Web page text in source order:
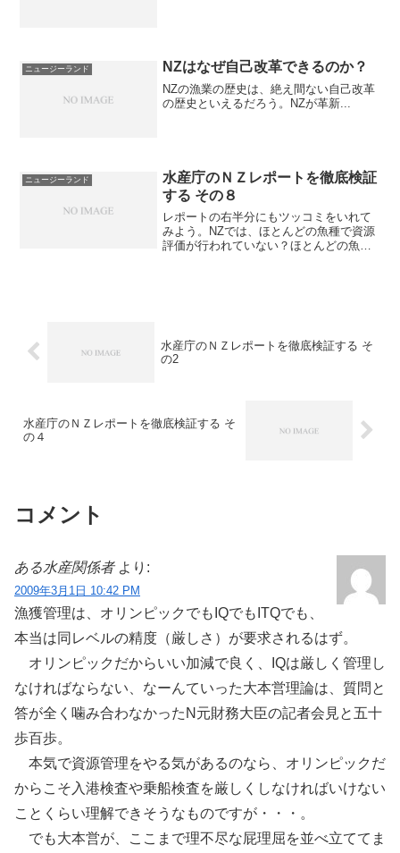
ニュージーランド NZはなぜ自己改革できるのか？
NZの漁業の歴史は、絶え間ない自己改革
の歴史といえるだろう。NZが革新...
ニュージーランド
水産庁のＮＺレポートを徹底検証
する その８
レポートの右半分にもツッコミをいれて
みよう。NZでは、ほとんどの魚種で資源
評価が行われていない？ほとんどの魚種
水産庁のＮＺレポートを徹底検証する そ
の2
水産庁のＮＺレポートを徹底検証する そ
の４
コメント
ある水産関係者 より:
2009年3月1日 10:42 PM
漁獲管理は、オリンピックでもIQでもITQでも、
本当は同レベルの精度（厳しさ）が要求されるはず。
オリンピックだからいい加減で良く、IQは厳しく管理し
なければならない、なーんていった大本営理論は、質問と
答が全く噛み合わなかったN元財務大臣の記者会見と五十
歩百歩。
本気で資源管理をやる気があるのなら、オリンピックだ
からこそ入港検査や乗船検査を厳しくしなければいけない
ことくらい理解できそうなものですが・・・。
でも大本営が、ここまで理不尽な屁理屈を並べ立ててま